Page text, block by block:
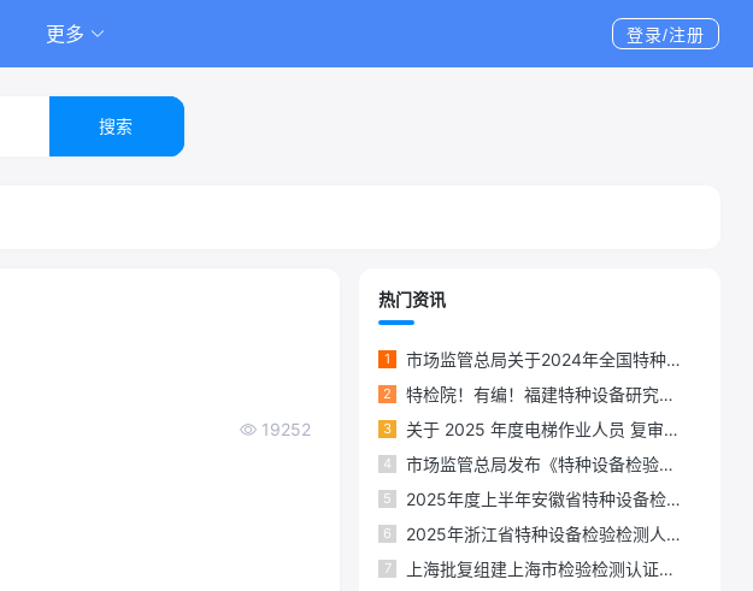
更多 登录/注册
搜索
19252
热门资讯
1 市场监管总局关于2024年全国特种设备安全状况的通报
2 特检院！有编！福建特种设备研究院招聘机电类、承压类检验检测人员
3 关于 2025 年度电梯作业人员 复审换证的通知
4 市场监管总局发布《特种设备检验机构核准规则（第1号修改单）》
5 2025年度上半年安徽省特种设备检验人员考试计划
6 2025年浙江省特种设备检验检测人员考试计划
7 上海批复组建上海市检验检测认证有限公司，